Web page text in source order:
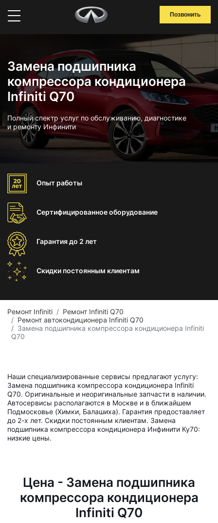
Позвонить
Замена подшипника
компрессора кондиционера
Infiniti Q70
Полный спектр услуг по обслуживанию, диагностике
и ремонту Инфинити
Опыт работы
Сертифицированноеоборудование
Гарантиядо 2 лет
Скидки постоянным клиентам
Ремонт Infiniti
Ремонт Infiniti Q70
Ремонт автокондиционера Infiniti Q70
Замена подшипника компрессора кондиционера Infiniti
Q70
Наши специализированные сервисы предлагают услугу:
Замена подшипника компрессора кондиционера Infiniti
Q70. Оригинальные и неоригинальные запчасти в наличии.
Автосервисы располагаются в Москве и в ближайшем
Подмосковье (Химки, Балашиха). Гарантия предоставляет
до 2-х лет. Скидки постоянным клиентам. Замена
подшипника компрессора кондиционера Инфинити Ку70:
низкие цены.
Цена - Замена подшипника
компрессора кондиционера
Infiniti Q70